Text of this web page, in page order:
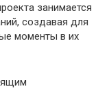
занимается
создавая для
моменты в их